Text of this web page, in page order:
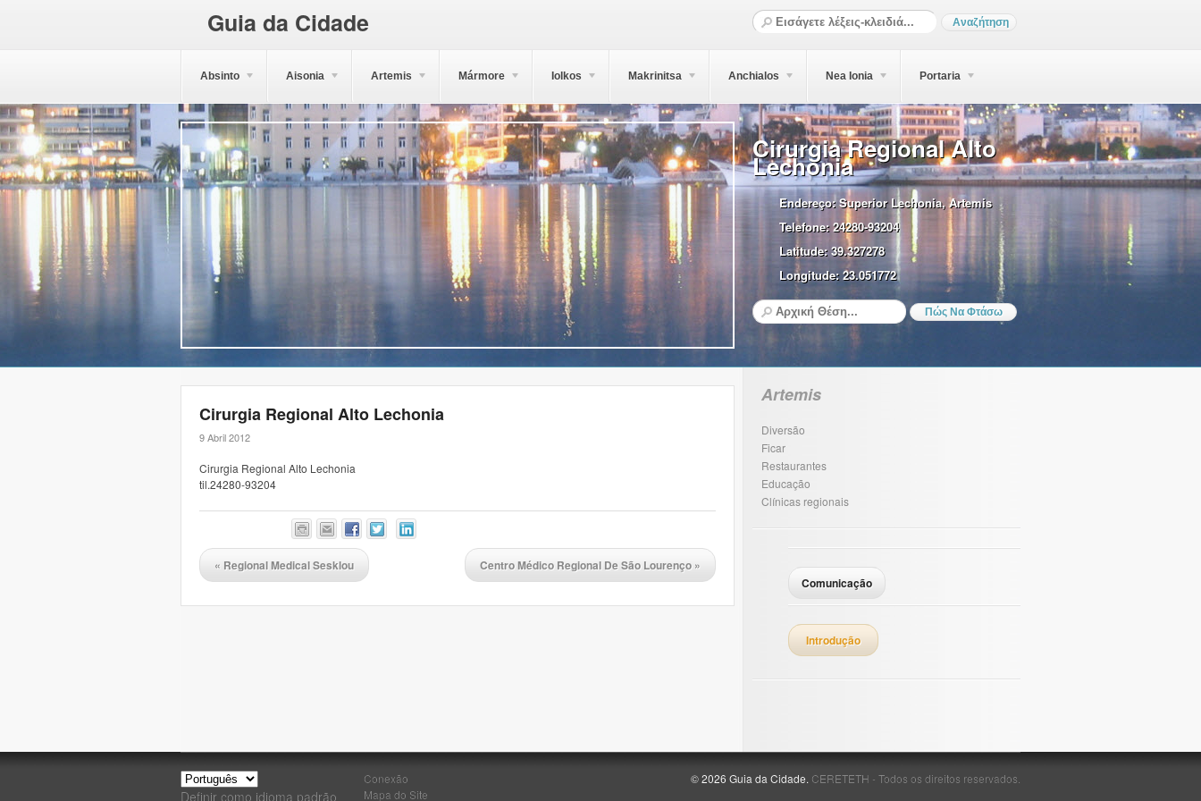
Guia da Cidade
Absinto Aisonia Artemis Mármore Iolkos Makrinitsa Anchialos Nea Ionia Portaria
Cirurgia Regional Alto
Lechonia
Endereço:Superior Lechonia, Artemis
Telefone:24280-93204
Latitude:39.327278
Longitude:23.051772
Cirurgia Regional Alto Lechonia
9 Abril 2012
Cirurgia Regional Alto Lechonia
til.24280-93204
« Regional Medical Sesklou Centro Médico Regional De São Lourenço »
Artemis
Diversão
Ficar
Restaurantes
Educação
Clínicas regionais
Comunicação
Introdução
Definir como idioma padrão
Conexão
Mapa do Site
© 2026 Guia da Cidade. CERETETH - Todos os direitos reservados.